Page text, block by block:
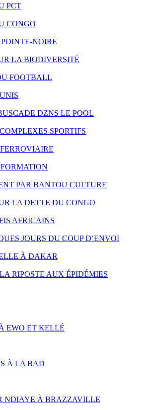
PCT
CONGO
NOIRE
LA BIODIVERSITÉ
FOOTBALL
DZNS LE POOL
SPORTIFS
PAR BANTOU CULTURE
LA DETTE DU CONGO
AFRICAINS
JOURS DU COUP D’ENVOI
À DAKAR
RIPOSTE AUX ÉPIDÉMIES
EWO ET KELLÉ
À LA BAD
NDIAYE À BRAZZAVILLE